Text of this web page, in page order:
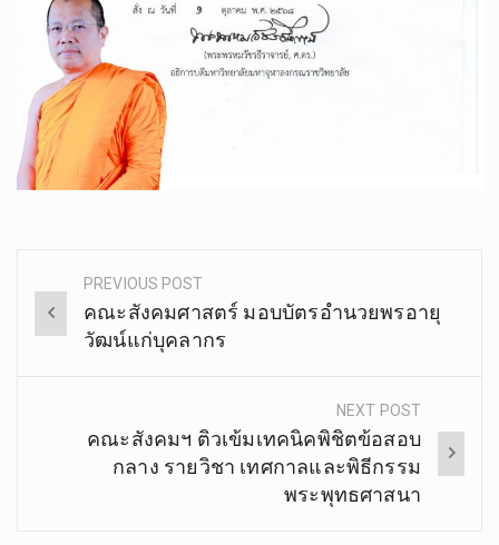
Post
navigation
PREVIOUS POST
คณะสังคมศาสตร์ มอบบัตรอำนวยพรอายุ
วัฒน์แก่บุคลากร
NEXT POST
คณะสังคมฯ ติวเข้มเทคนิคพิชิตข้อสอบ
กลาง รายวิชา เทศกาลและพิธีกรรม
พระพุทธศาสนา